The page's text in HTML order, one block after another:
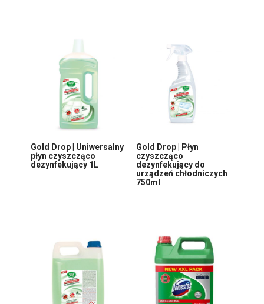
Gold Drop | Uniwersalny
płyn czyszcząco
dezynfekujący 1L
Gold Drop | Płyn
czyszcząco
dezynfekujący do
urządzeń chłodniczych
750ml